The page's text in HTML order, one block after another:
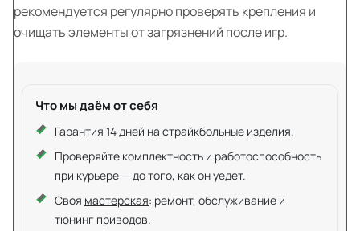
рекомендуется регулярно проверять крепления и
очищать элементы от загрязнений после игр.
Что мы даём от себя
Гарантия 14 дней на страйкбольные изделия.
Проверяйте комплектность и работоспособность
при курьере — до того, как он уедет.
Своя мастерская: ремонт, обслуживание и
тюнинг приводов.